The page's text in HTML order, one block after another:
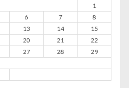
1
6 7
8
13 14
15
20 21
22
27 28
29